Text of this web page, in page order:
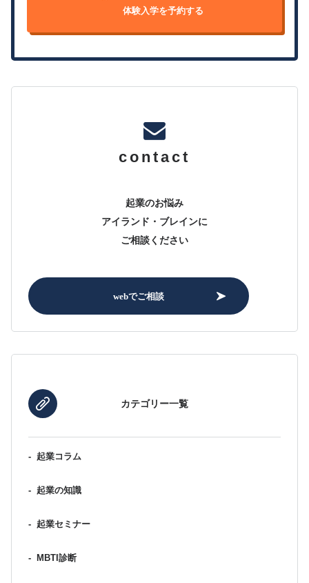
体験入学を予約する
contact
起業のお悩み
アイランド・ブレインに
ご相談ください
webでご相談
カテゴリー一覧
- 起業コラム
- 起業の知識
- 起業セミナー
- MBTI診断